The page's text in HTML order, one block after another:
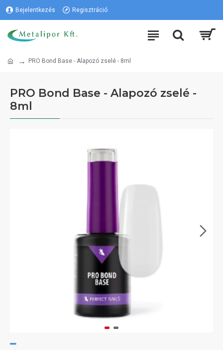
Bejelentkezés Regisztráció
PRO Bond Base - Alapozó zselé - 8ml
PRO Bond Base - Alapozó zselé -
8ml